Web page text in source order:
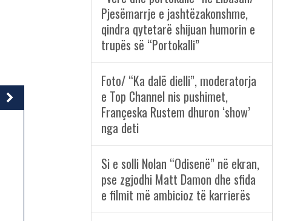
Pjesëmarrje e jashtëzakonshme,
qindra qytetarë shijuan humorin e
trupës së “Portokalli”
Foto/ “Ka dalë dielli”, moderatorja
e Top Channel nis pushimet,
Françeska Rustem dhuron ‘show’
nga deti
Si e solli Nolan “Odisenë” në ekran,
pse zgjodhi Matt Damon dhe sfida
e filmit më ambicioz të karrierës